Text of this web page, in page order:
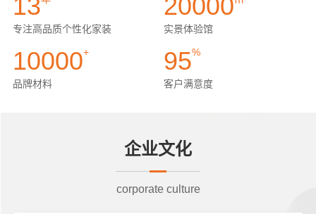
13
专注高品质个性化家装
20000
实景体验馆
10000+
品牌材料
95%
客户满意度
企业文化
corporate culture